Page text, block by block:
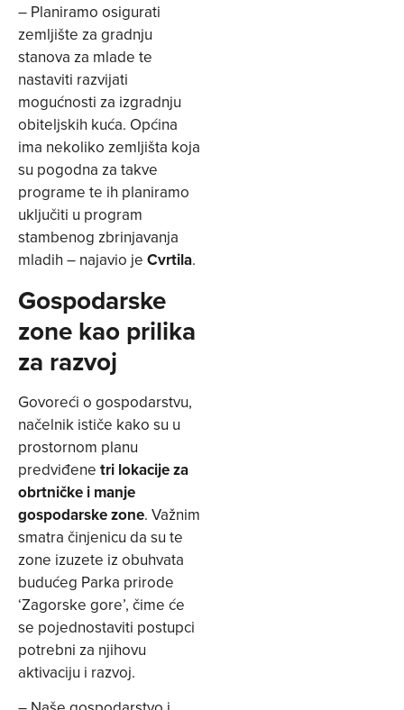
– Planiramo osigurati
zemljište za gradnju
stanova za mlade te
nastaviti razvijati
mogućnosti za izgradnju
obiteljskih kuća. Općina
ima nekoliko zemljišta koja
su pogodna za takve
programe te ih planiramo
uključiti u program
stambenog zbrinjavanja
mladih – najavio je Cvrtila.
Gospodarske
zone kao prilika
za razvoj
Govoreći o gospodarstvu,
načelnik ističe kako su u
prostornom planu
predviđene tri lokacije za
obrtničke i manje
gospodarske zone. Važnim
smatra činjenicu da su te
zone izuzete iz obuhvata
budućeg Parka prirode
‘Zagorske gore’, čime će
se pojednostaviti postupci
potrebni za njihovu
aktivaciju i razvoj.